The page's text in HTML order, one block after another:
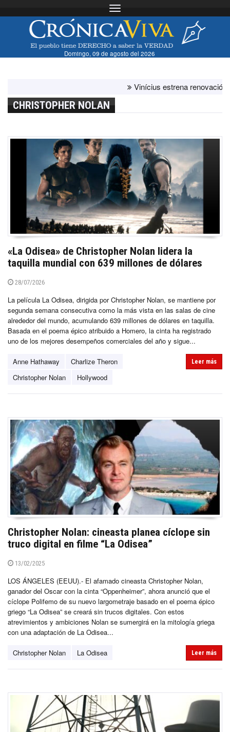
Toggle navigation
Domingo, 09 de agosto del 2026
Vinícius estrena renovación con
CHRISTOPHER NOLAN
«La Odisea» de Christopher Nolan lidera la
taquilla mundial con 639 millones de dólares
28/07/2026
La película La Odisea, dirigida por Christopher Nolan, se mantiene por
segunda semana consecutiva como la más vista en las salas de cine
alrededor del mundo, acumulando 639 millones de dólares en taquilla.
Basada en el poema épico atribuido a Homero, la cinta ha registrado
uno de los mejores desempeños comerciales del año y sigue...
Anne Hathaway
Charlize Theron
Christopher Nolan
Hollywood
Leer más
Christopher Nolan: cineasta planea cíclope sin
truco digital en filme “La Odisea”
13/02/2025
LOS ÁNGELES (EEUU).- El afamado cineasta Christopher Nolan,
ganador del Oscar con la cinta “Oppenheimer”, ahora anunció que el
cíclope Polifemo de su nuevo largometraje basado en el poema épico
griego “La Odisea” se creará sin trucos digitales. Con estos
atrevimientos y ambiciones Nolan se sumergirá en la mitología griega
con una adaptación de La Odisea...
Christopher Nolan La Odisea Leer más